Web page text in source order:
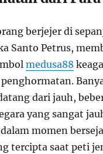
berjejer di
Santo Petrus,
medusa88
dari jauh,
yang sangat
momen
tercipta saat peti